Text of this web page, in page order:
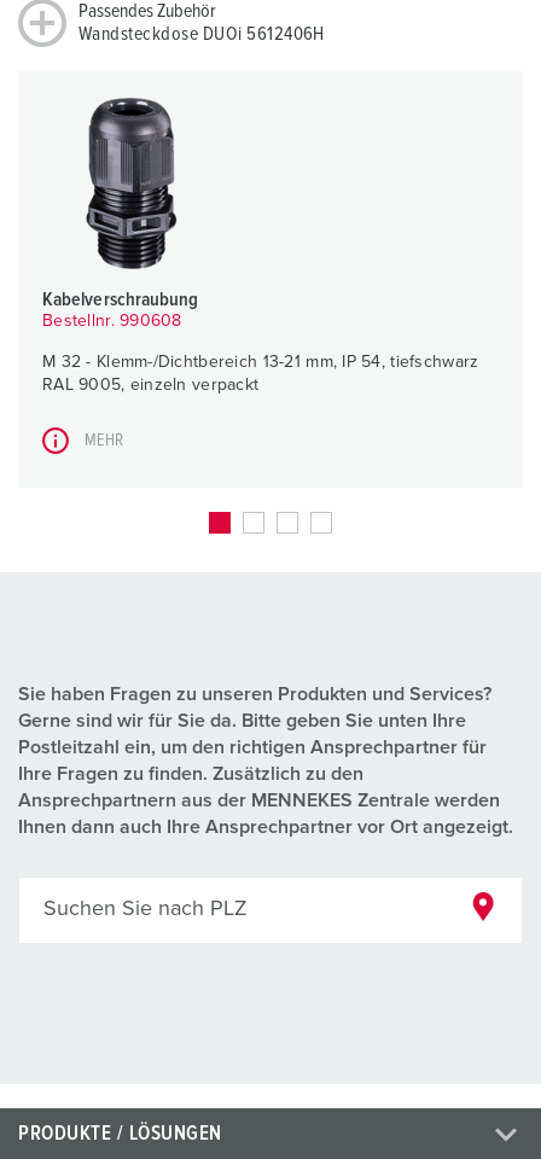
Passendes Zubehör
Wandsteckdose DUOi 5612406H
Kabelverschraubung
Bestellnr. 990608
M 32 - Klemm-/Dichtbereich 13-21 mm, IP 54, tiefschwarz
RAL 9005, einzeln verpackt
MEHR
Sie haben Fragen zu unseren Produkten und Services?
Gerne sind wir für Sie da. Bitte geben Sie unten Ihre
Postleitzahl ein, um den richtigen Ansprechpartner für
Ihre Fragen zu finden. Zusätzlich zu den
Ansprechpartnern aus der MENNEKES Zentrale werden
Ihnen dann auch Ihre Ansprechpartner vor Ort angezeigt.
Suchen Sie nach PLZ
PRODUKTE / LÖSUNGEN